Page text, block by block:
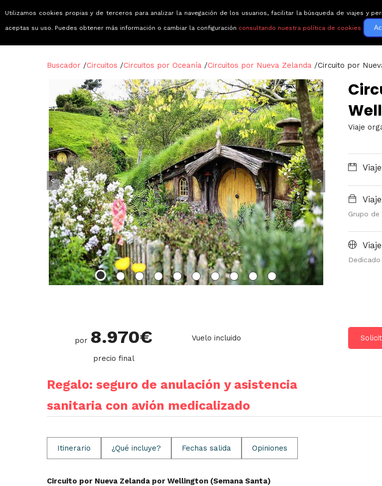
Buscador /Circuitos /Circuitos por Oceanía /Circuitos por Nueva Zelanda /Circuito por
< >
Viaje
Grupo
por 8.970€
precio final
Vuelo incluido
Regalo: seguro de anulación y asistencia
sanitaria con avión medicalizado
Itinerario ¿Qué incluye? Fechas salida Opiniones
Circuito por Nueva Zelanda por Wellington (Semana Santa)
Utilizamos cookies propias y de terceros para analizar la navegación de los usuarios, facilitar la búsqueda de viajes y
aceptas su uso. Puedes obtener más información o cambiar la configuración consultando nuestra política de cookies